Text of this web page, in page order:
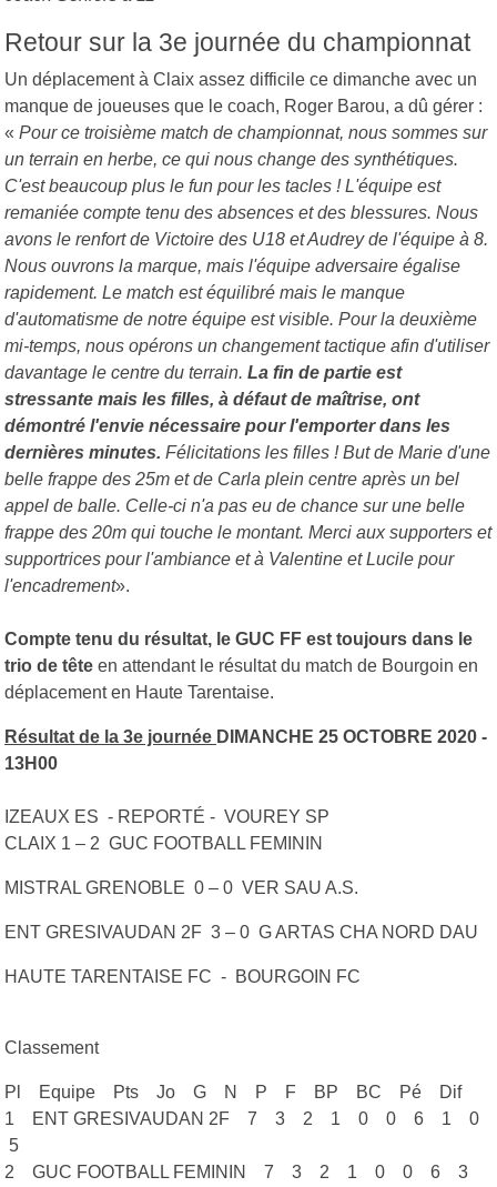
Retour sur la 3e journée du championnat
Un déplacement à Claix assez difficile ce dimanche avec un
manque de joueuses que le coach, Roger Barou, a dû gérer :
« Pour ce troisième match de championnat, nous sommes sur
un terrain en herbe, ce qui nous change des synthétiques.
C'est beaucoup plus le fun pour les tacles ! L'équipe est
remaniée compte tenu des absences et des blessures. Nous
avons le renfort de Victoire des U18 et Audrey de l'équipe à 8.
Nous ouvrons la marque, mais l'équipe adversaire égalise
rapidement. Le match est équilibré mais le manque
d'automatisme de notre équipe est visible. Pour la deuxième
mi-temps, nous opérons un changement tactique afin d'utiliser
davantage le centre du terrain. La fin de partie est
stressante mais les filles, à défaut de maîtrise, ont
démontré l'envie nécessaire pour l'emporter dans les
dernières minutes. Félicitations les filles ! But de Marie d'une
belle frappe des 25m et de Carla plein centre après un bel
appel de balle. Celle-ci n'a pas eu de chance sur une belle
frappe des 20m qui touche le montant. Merci aux supporters et
supportrices pour l'ambiance et à Valentine et Lucile pour
l'encadrement».
Compte tenu du résultat, le GUC FF est toujours dans le
trio de tête en attendant le résultat du match de Bourgoin en
déplacement en Haute Tarentaise.
Résultat de la 3e journée DIMANCHE 25 OCTOBRE 2020 -
13H00
IZEAUX ES - REPORTÉ - VOUREY SP
CLAIX 1 – 2 GUC FOOTBALL FEMININ
MISTRAL GRENOBLE 0 – 0 VER SAU A.S.
ENT GRESIVAUDAN 2F 3 – 0 G ARTAS CHA NORD DAU
HAUTE TARENTAISE FC - BOURGOIN FC
Classement
Pl Equipe Pts Jo G N P F BP BC Pé Dif
1 ENT GRESIVAUDAN 2F 7 3 2 1 0 0 6 1 0
5
2 GUC FOOTBALL FEMININ 7 3 2 1 0 0 6 3